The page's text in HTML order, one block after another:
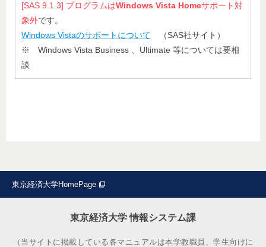
[SAS 9.1.3] プログラムはWindows Vista Homeサポート対
象外です。
Windows Vistaのサポートについて （SAS社サイト）
※ Windows Vista Business 、Ultimate 等については要相
談
東京経済大学HomePage
東京経済大学 情報システム課
（当サイトに掲載している各マニュアルは本学教職員、学生向けに